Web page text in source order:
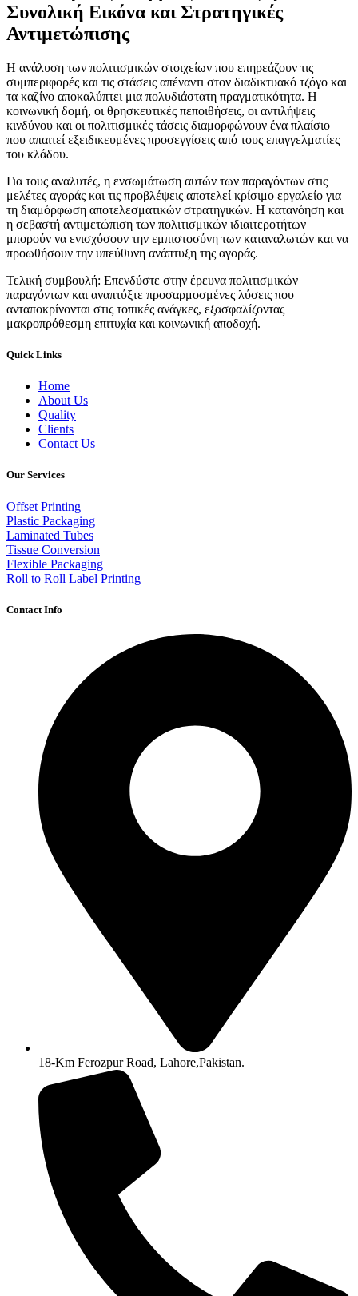
Συνολική Εικόνα και Στρατηγικές
Αντιμετώπισης
Η ανάλυση των πολιτισμικών στοιχείων που επηρεάζουν τις
συμπεριφορές και τις στάσεις απέναντι στον διαδικτυακό τζόγο και
τα καζίνο αποκαλύπτει μια πολυδιάστατη πραγματικότητα. Η
κοινωνική δομή, οι θρησκευτικές πεποιθήσεις, οι αντιλήψεις
κινδύνου και οι πολιτισμικές τάσεις διαμορφώνουν ένα πλαίσιο
που απαιτεί εξειδικευμένες προσεγγίσεις από τους επαγγελματίες
του κλάδου.
Για τους αναλυτές, η ενσωμάτωση αυτών των παραγόντων στις
μελέτες αγοράς και τις προβλέψεις αποτελεί κρίσιμο εργαλείο για
τη διαμόρφωση αποτελεσματικών στρατηγικών. Η κατανόηση και
η σεβαστή αντιμετώπιση των πολιτισμικών ιδιαιτεροτήτων
μπορούν να ενισχύσουν την εμπιστοσύνη των καταναλωτών και να
προωθήσουν την υπεύθυνη ανάπτυξη της αγοράς.
Τελική συμβουλή: Επενδύστε στην έρευνα πολιτισμικών
παραγόντων και αναπτύξτε προσαρμοσμένες λύσεις που
ανταποκρίνονται στις τοπικές ανάγκες, εξασφαλίζοντας
μακροπρόθεσμη επιτυχία και κοινωνική αποδοχή.
Quick Links
Home
About Us
Quality
Clients
Contact Us
Our Services
Offset Printing
Plastic Packaging
Laminated Tubes
Tissue Conversion
Flexible Packaging
Roll to Roll Label Printing
Contact Info
18-Km Ferozpur Road, Lahore,Pakistan.